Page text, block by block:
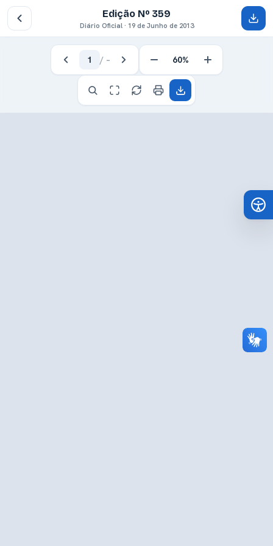
Edição Nº 359
Diário Oficial · 19 de Junho de 2013
1 / – 60%